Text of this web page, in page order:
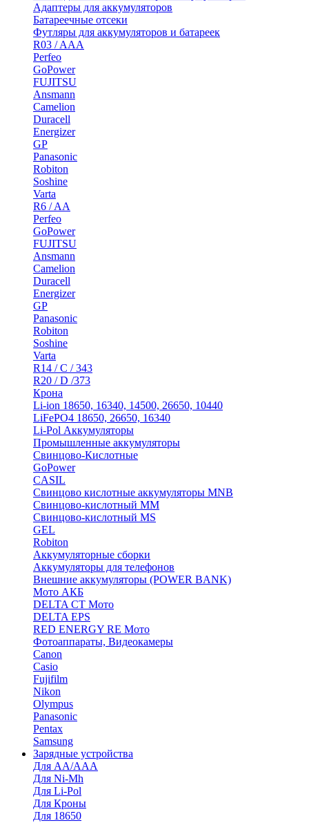
Адаптеры для аккумуляторов
Батареечные отсеки
Футляры для аккумуляторов и батареек
R03 / AAA
Perfeo
GoPower
FUJITSU
Ansmann
Camelion
Duracell
Energizer
GP
Panasonic
Robiton
Soshine
Varta
R6 / AA
Perfeo
GoPower
FUJITSU
Ansmann
Camelion
Duracell
Energizer
GP
Panasonic
Robiton
Soshine
Varta
R14 / C / 343
R20 / D /373
Крона
Li-ion 18650, 16340, 14500, 26650, 10440
LiFePO4 18650, 26650, 16340
Li-Pol Аккумуляторы
Промышленные аккумуляторы
Свинцово-Кислотные
GoPower
CASIL
Свинцово кислотные аккумуляторы MNB
Cвинцово-кислотный MM
Cвинцово-кислотный MS
GEL
Robiton
Аккумуляторные сборки
Аккумуляторы для телефонов
Внешние аккумуляторы (POWER BANK)
Мото АКБ
DELTA CT Мото
DELTA EPS
RED ENERGY RE Мото
Фотоаппараты, Видеокамеры
Canon
Casio
Fujifilm
Nikon
Olympus
Panasonic
Pentax
Samsung
Зарядные устройства
Для AA/AAA
Для Ni-Mh
Для Li-Pol
Для Кроны
Для 18650